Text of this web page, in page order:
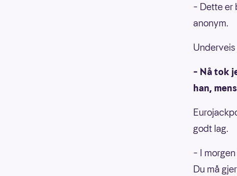
– Dette er
anonym.
– Nå tok
han,
godt lag.
– I
Du må